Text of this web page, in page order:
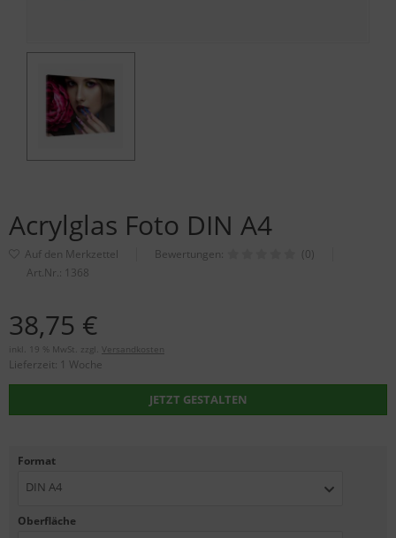
Acrylglas Foto DIN A4
Bewertungen:
(0)
Art.Nr.: 1368
38,75 €
inkl. 19 % MwSt. zzgl. Versandkosten
Lieferzeit: 1 Woche
JETZT GESTALTEN
Format
DIN A4
Oberfläche